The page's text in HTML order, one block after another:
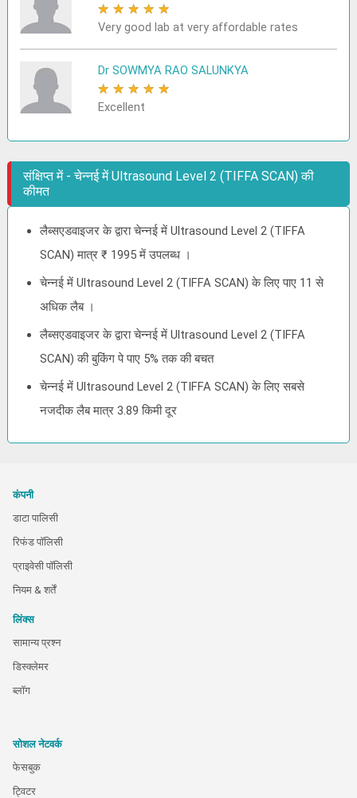
★ ★ ★ ★ ★
Very good lab at very affordable rates
Dr SOWMYA RAO SALUNKYA
★ ★ ★ ★ ★
Excellent
संक्षिप्त में - चेन्नई में Ultrasound Level 2 (TIFFA SCAN) की
कीमत
लैब्सएडवाइजर के द्वारा चेन्नई में Ultrasound Level 2 (TIFFA
SCAN) मात्र ₹ 1995 में उपलब्ध ।
चेन्नई में Ultrasound Level 2 (TIFFA SCAN) के लिए पाए 11 से
अधिक लैब ।
लैब्सएडवाइजर के द्वारा चेन्नई में Ultrasound Level 2 (TIFFA
SCAN) की बुकिंग पे पाए 5% तक की बचत
चेन्नई में Ultrasound Level 2 (TIFFA SCAN) के लिए सबसे
नजदीक लैब मात्र 3.89 किमी दूर
कंपनी
डाटा पालिसी
रिफंड पॉलिसी
प्राइवेसी पॉलिसी
नियम & शर्तें
लिंक्स
सामान्य प्रश्न
डिस्क्लेमर
ब्लॉग
सोशल नेटवर्क
फेसबुक
ट्विटर